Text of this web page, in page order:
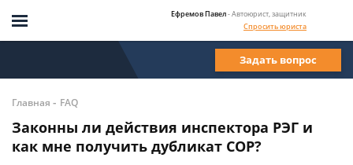
Ефремов Павел- Автоюрист, защитник
Спросить юриста
Задать вопрос
Главная - FAQ
Законны ли действия инспектора РЭГ и
как мне получить дубликат СОР?